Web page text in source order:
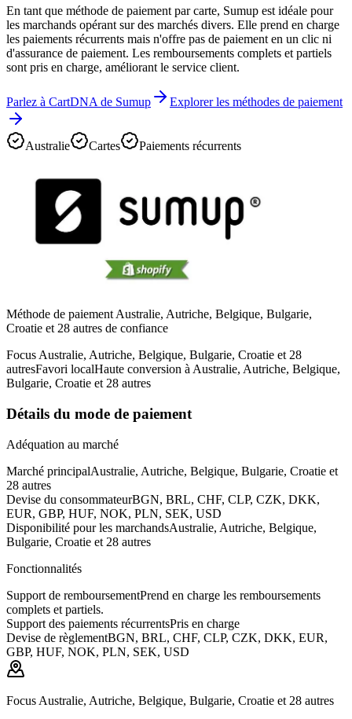
En tant que méthode de paiement par carte, Sumup est idéale pour
les marchands opérant sur des marchés divers. Elle prend en charge
les paiements récurrents mais n'offre pas de paiement en un clic ni
d'assurance de paiement. Les remboursements complets et partiels
sont pris en charge, améliorant le service client.
Parlez à CartDNA de Sumup Explorer les méthodes de paiement
Australie Cartes Paiements récurrents
Méthode de paiement Australie, Autriche, Belgique, Bulgarie,
Croatie et 28 autres de confiance
Focus Australie, Autriche, Belgique, Bulgarie, Croatie et 28
autresFavori localHaute conversion à Australie, Autriche, Belgique,
Bulgarie, Croatie et 28 autres
Détails du mode de paiement
Adéquation au marché
Marché principalAustralie, Autriche, Belgique, Bulgarie, Croatie et
28 autres
Devise du consommateurBGN, BRL, CHF, CLP, CZK, DKK,
EUR, GBP, HUF, NOK, PLN, SEK, USD
Disponibilité pour les marchandsAustralie, Autriche, Belgique,
Bulgarie, Croatie et 28 autres
Fonctionnalités
Support de remboursementPrend en charge les remboursements
complets et partiels.
Support des paiements récurrentsPris en charge
Devise de règlementBGN, BRL, CHF, CLP, CZK, DKK, EUR,
GBP, HUF, NOK, PLN, SEK, USD
Focus Australie, Autriche, Belgique, Bulgarie, Croatie et 28 autres